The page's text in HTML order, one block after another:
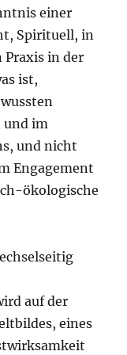
einer
Spirituell, in
Praxis in der
ist,
und im
und nicht
Engagement
ökologische
auf der
eines